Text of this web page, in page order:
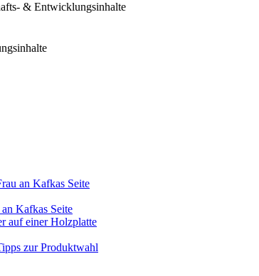
& Entwicklungsinhalte
Kafkas Seite
zur Produktwahl